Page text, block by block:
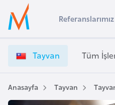
Ülke Seçimi
Başvuru yapmak istediğiniz ülkeyi seçin
Üye
Girişi
a
v
a
n
V
Referanslarımız
Tayvan Tüm
Anasayfa Tayvan
s
t
r
a